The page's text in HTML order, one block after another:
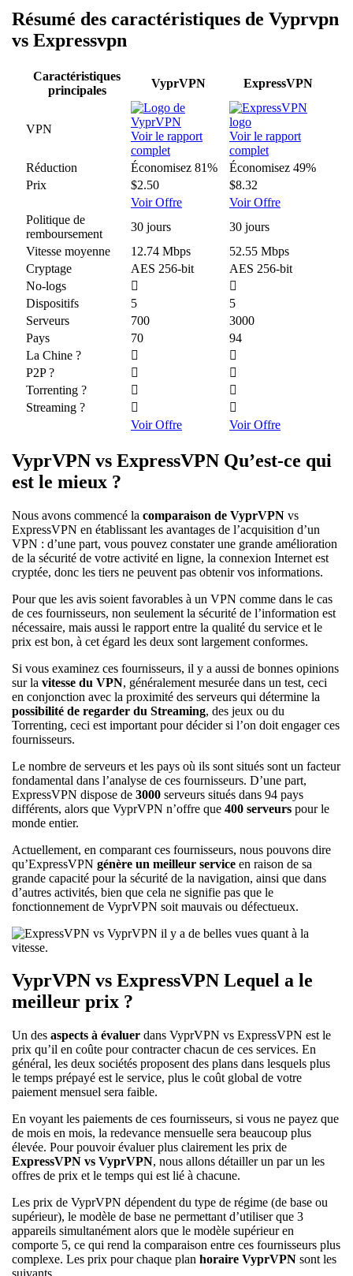
Résumé des caractéristiques de Vyprvpn
vs Expressvpn
Caractéristiques
principales
VyprVPN ExpressVPN
VPN
Voir le rapport
complet
Voir le rapport
complet
Réduction
Économisez 81%
Économisez 49%
Prix
$2.50
$8.32
Voir Offre
Voir Offre
Politique de
remboursement
30 jours
30 jours
Vitesse moyenne
12.74 Mbps
52.55 Mbps
Cryptage
AES 256-bit
AES 256-bit
No-logs
Dispositifs
5
5
Serveurs
700
3000
Pays
70
94
La Chine ?
P2P ?
Torrenting ?
Streaming ?
Voir Offre
Voir Offre
VyprVPN vs ExpressVPN Qu’est-ce qui
est le mieux ?
Nous avons commencé la comparaison de VyprVPN vs
ExpressVPN en établissant les avantages de l’acquisition d’un
VPN : d’une part, vous pouvez constater une grande amélioration
de la sécurité de votre activité en ligne, la connexion Internet est
cryptée, donc les tiers ne peuvent pas obtenir vos informations.
Pour que les avis soient favorables à un VPN comme dans le cas
de ces fournisseurs, non seulement la sécurité de l’information est
nécessaire, mais aussi le rapport entre la qualité du service et le
prix est bon, à cet égard les deux sont largement conformes.
Si vous examinez ces fournisseurs, il y a aussi de bonnes opinions
sur la vitesse du VPN, généralement mesurée dans un test, ceci
en conjonction avec la proximité des serveurs qui détermine la
possibilité de regarder du Streaming, des jeux ou du
Torrenting, ceci est important pour décider si l’on doit engager ces
fournisseurs.
Le nombre de serveurs et les pays où ils sont situés sont un facteur
fondamental dans l’analyse de ces fournisseurs. D’une part,
ExpressVPN dispose de 3000 serveurs situés dans 94 pays
différents, alors que VyprVPN n’offre que 400 serveurs pour le
monde entier.
Actuellement, en comparant ces fournisseurs, nous pouvons dire
qu’ExpressVPN génère un meilleur service en raison de sa
grande capacité pour la sécurité de la navigation, ainsi que dans
d’autres activités, bien que cela ne signifie pas que le
fonctionnement de VyprVPN soit mauvais ou défectueux.
VyprVPN vs ExpressVPN Lequel a le
meilleur prix ?
Un des aspects à évaluer dans VyprVPN vs ExpressVPN est le
prix qu’il en coûte pour contracter chacun de ces services. En
général, les deux sociétés proposent des plans dans lesquels plus
le temps prépayé est le service, plus le coût global de votre
paiement mensuel sera faible.
En voyant les paiements de ces fournisseurs, si vous ne payez que
de mois en mois, la redevance mensuelle sera beaucoup plus
élevée. Pour pouvoir évaluer plus clairement les prix de
ExpressVPN vs VyprVPN, nous allons détailler un par un les
offres de prix et le temps qui est lié à chacune.
Les prix de VyprVPN dépendent du type de régime (de base ou
supérieur), le modèle de base ne permettant d’utiliser que 3
appareils simultanément alors que le modèle supérieur en
comporte 5, ce qui rend la comparaison entre ces fournisseurs plus
complexe. Les prix pour chaque plan horaire VyprVPN sont les